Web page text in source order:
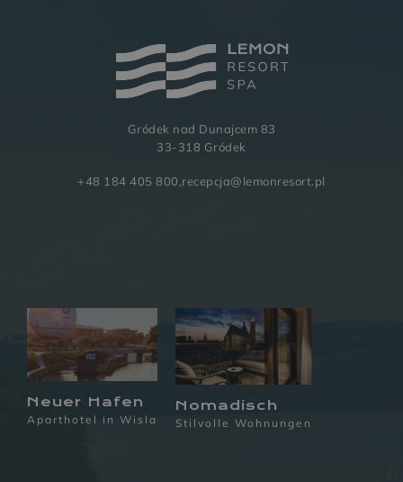
GESCHÄFTLICH BILDERGALERIE
Gródek nad Dunajcem 83
33-318 Gródek
+48 184 405 800,recepcja@lemonresort.pl
Neuer Hafen
Aparthotel in Wisla
Nomadisch
Stilvolle Wohnungen